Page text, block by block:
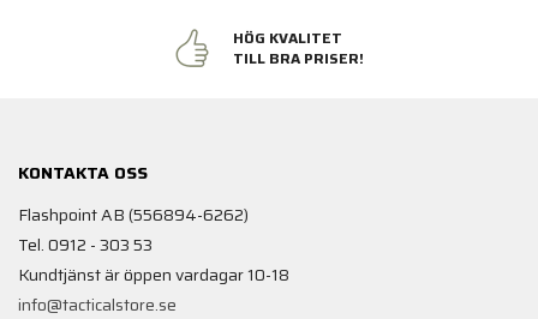
HÖG KVALITET
TILL BRA PRISER!
KONTAKTA OSS
Flashpoint AB (556894-6262)
Tel. 0912 - 303 53
Kundtjänst är öppen vardagar 10-18
info@tacticalstore.se